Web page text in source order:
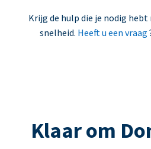
Krijg de hulp die je nodig
snelheid. Heeft u een vraag
Klaar om